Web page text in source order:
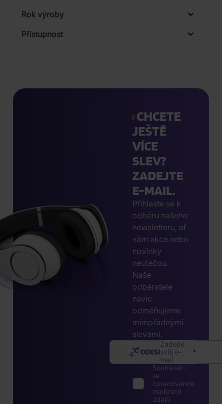
Rok výroby
Přístupnost
CHCETE
JEŠTĚ
VÍCE
SLEV?
ZADEJTE
E-MAIL.
Přihlaste se k
odběru našeho
newsletteru, ať
vám akce nebo
novinky
neutečou.
Naše
odběratele
navíc
odměňujeme
mimořádnými
slevami.
Zadejte
svůj e-
mail
ODESLAT
Souhlasím
se
zpracováním
osobních
údajů